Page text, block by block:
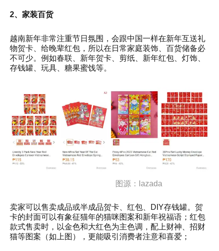
2、家装百货
越南新年非常注重节日氛围，会跟中国一样在新年互送礼
物贺卡、给晚辈红包，所以在日常家庭装饰、百货储备必
不可少。例如春联、新年贺卡、剪纸、新年红包、灯饰、
存钱罐、玩具、糖果蜜饯等。
图源：lazada
卖家可以售卖成品或半成品贺卡、红包、DIY存钱罐。贺
卡的封面可以有象征猫年的猫咪图案和新年祝福语；红包
款式售卖时，以金色和大红色为主色调，配上财神、招财
猫等图案（如上图），更能吸引消费者注意和喜爱；